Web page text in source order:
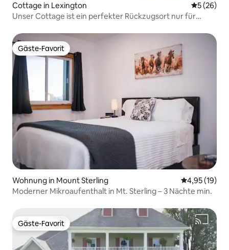
Cottage in Lexington
5 (26)
Unser Cottage ist ein perfekter Rückzugsort nur für
Gäste-Favorit
Gäste-Favorit
Wohnung in Mount Sterling
4,95 (19)
Moderner Mikroaufenthalt in Mt. Sterling – 3 Nächte min.
Gäste-Favorit
Gäste-Favorit